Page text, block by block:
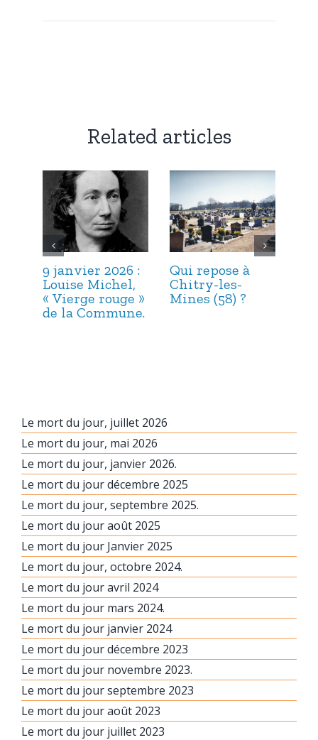
Related articles
9 janvier 2026 :
Louise Michel,
« Vierge rouge »
de la Commune.
Qui repose à
Chitry-les-
Mines (58) ?
Le mort du jour, juillet 2026
Le mort du jour, mai 2026
Le mort du jour, janvier 2026.
Le mort du jour décembre 2025
Le mort du jour, septembre 2025.
Le mort du jour août 2025
Le mort du jour Janvier 2025
Le mort du jour, octobre 2024.
Le mort du jour avril 2024
Le mort du jour mars 2024.
Le mort du jour janvier 2024
Le mort du jour décembre 2023
Le mort du jour novembre 2023.
Le mort du jour septembre 2023
Le mort du jour août 2023
Le mort du jour juillet 2023